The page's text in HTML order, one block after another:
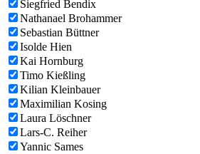
Siegfried Bendix
Nathanael Brohammer
Sebastian Büttner
Isolde Hien
Kai Hornburg
Timo Kießling
Kilian Kleinbauer
Maximilian Kosing
Laura Löschner
Lars-C. Reiher
Yannic Sames